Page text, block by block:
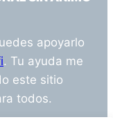
apoyarlo
. Tu ayuda me
este sitio
todos.